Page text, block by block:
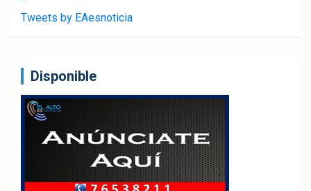
Tweets by EAesnoticia
Disponible